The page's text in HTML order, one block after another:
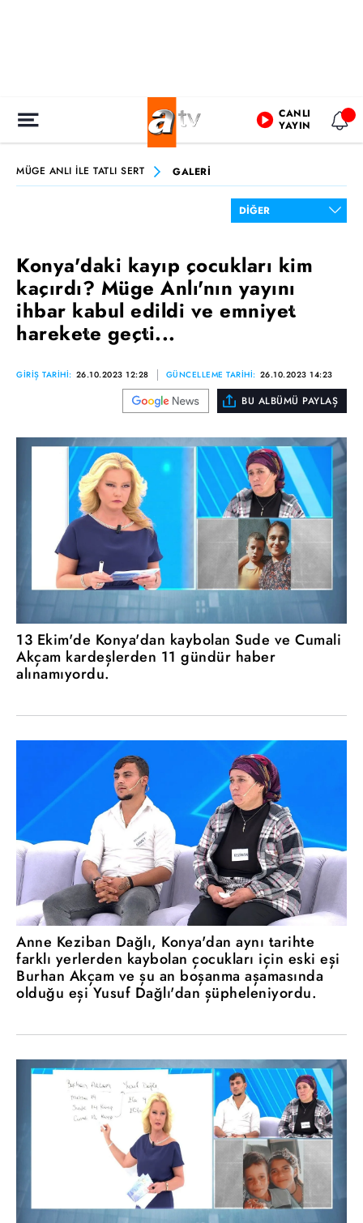
CANLI
YAYIN
MÜGE ANLI İLE TATLI SERT GALERİ
Konya'daki kayıp çocukları kim
kaçırdı? Müge Anlı'nın yayını
ihbar kabul edildi ve emniyet
harekete geçti...
GİRİŞ TARİHİ: 26.10.2023 12:28 GÜNCELLEME TARİHİ: 26.10.2023 14:23
BU ALBÜMÜ PAYLAŞ
13 Ekim'de Konya'dan kaybolan Sude ve Cumali
Akçam kardeşlerden 11 gündür haber
alınamıyordu.
Anne Keziban Dağlı, Konya'dan aynı tarihte
farklı yerlerden kaybolan çocukları için eski eşi
Burhan Akçam ve şu an boşanma aşamasında
olduğu eşi Yusuf Dağlı'dan şüpheleniyordu.